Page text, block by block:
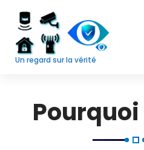
content
Un regard sur la vérité
Pourquoi